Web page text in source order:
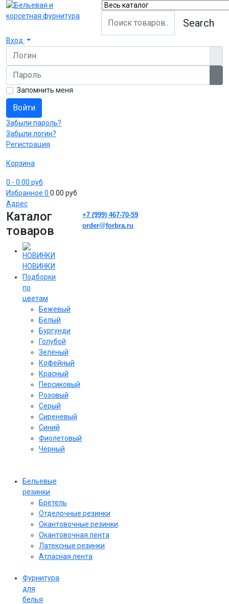
Search
Вход
Логин
Пароль
Запомнить меня
Войти
Забыли пароль?
Забыли логин?
Регистрация
Корзина
0 - 0.00 руб
Избранное 0 0.00 руб
Адрес
Каталог
товаров
НОВИНКИ
Подборки
по
цветам
Бежевый
Белый
Бургунди
Голубой
Зелёный
Кофейный
Красный
Персиковый
Розовый
Серый
Сиреневый
Cиний
Фиолетовый
Чёрный
Бельевые
резинки
Бретель
Отделочные резинки
Окантовочные резинки
Окантовочная лента
Латексные резинки
Атласная лента
Фурнитура
для
белья
+7 (999) 467-70-59
order@forbra.ru